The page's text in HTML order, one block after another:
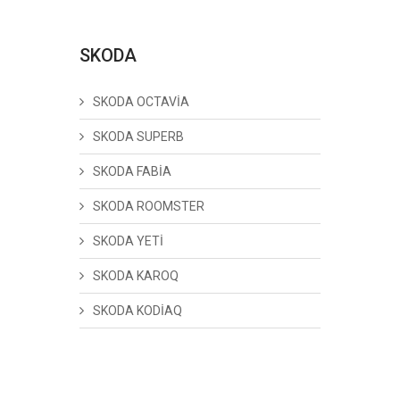
SKODA
SKODA OCTAVİA
SKODA SUPERB
SKODA FABİA
SKODA ROOMSTER
SKODA YETİ
SKODA KAROQ
SKODA KODİAQ